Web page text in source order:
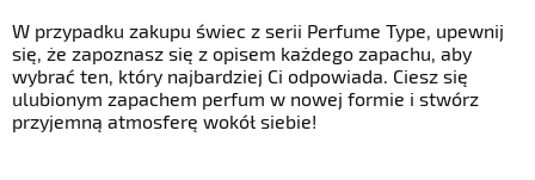
W przypadku zakupu świec z serii Perfume Type, upewnij
się, że zapoznasz się z opisem każdego zapachu, aby
wybrać ten, który najbardziej Ci odpowiada. Ciesz się
ulubionym zapachem perfum w nowej formie i stwórz
przyjemną atmosferę wokół siebie!